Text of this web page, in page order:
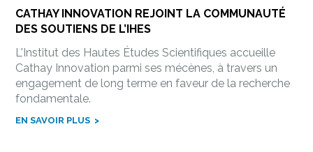
CATHAY INNOVATION REJOINT LA COMMUNAUTÉ
DES SOUTIENS DE L’IHES
L'Institut des Hautes Études Scientifiques accueille
Cathay Innovation parmi ses mécènes, à travers un
engagement de long terme en faveur de la recherche
fondamentale.
EN SAVOIR PLUS